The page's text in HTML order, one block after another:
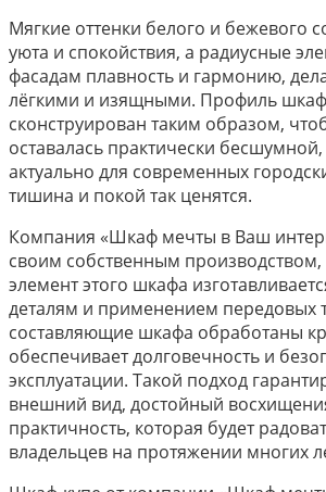
Мягкие оттенки белого и бежевого
уюта и спокойствия, а радиусные
фасадам плавность и гармонию,
лёгкими и изящными. Профиль
сконструирован таким образом,
оставалась практически
актуально для современных
тишина и покой так ценятся.
Компания «Шкаф мечты в Ваш
своим собственным
элемент этого шкафа
деталям и применением передовых
составляющие шкафа обработаны
обеспечивает долговечность и
эксплуатации. Такой подход
внешний вид, достойный
практичность, которая будет
владельцев на протяжении многих